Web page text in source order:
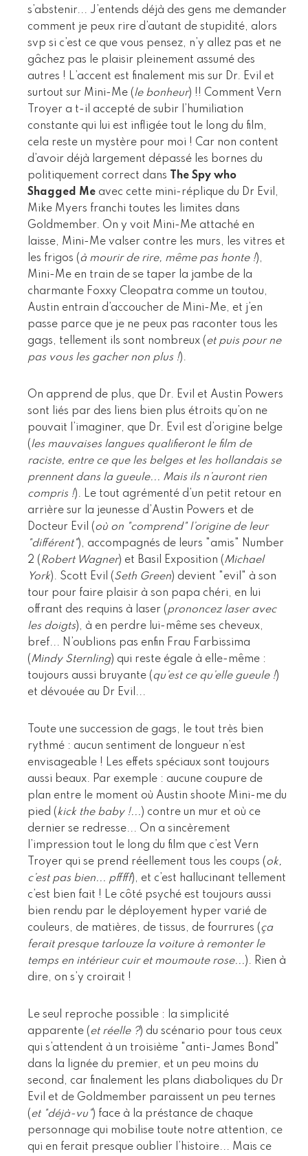
s’abstenir... J’entends déjà des gens me demander
comment je peux rire d’autant de stupidité, alors
svp si c’est ce que vous pensez, n’y allez pas et ne
gâchez pas le plaisir pleinement assumé des
autres ! L’accent est finalement mis sur Dr. Evil et
surtout sur Mini-Me (le bonheur) !! Comment Vern
Troyer a t-il accepté de subir l’humiliation
constante qui lui est infligée tout le long du film,
cela reste un mystère pour moi ! Car non content
d’avoir déjà largement dépassé les bornes du
politiquement correct dans
The Spy who
Shagged Me avec cette mini-réplique du Dr Evil,
Mike Myers franchi toutes les limites dans
Goldmember. On y voit Mini-Me attaché en
laisse, Mini-Me valser contre les murs, les vitres et
les frigos (à mourir de rire, même pas honte !),
Mini-Me en train de se taper la jambe de la
charmante Foxxy Cleopatra comme un toutou,
Austin entrain d’accoucher de Mini-Me, et j’en
passe parce que je ne peux pas raconter tous les
gags, tellement ils sont nombreux (et puis pour ne
pas vous les gacher non plus !).
On apprend de plus, que Dr. Evil et Austin Powers
sont liés par des liens bien plus étroits qu’on ne
pouvait l’imaginer, que Dr. Evil est d’origine belge
(les mauvaises langues qualifieront le film de
raciste, entre ce que les belges et les hollandais se
prennent dans la gueule... Mais ils n’auront rien
compris !). Le tout agrémenté d’un petit retour en
arrière sur la jeunesse d’Austin Powers et de
Docteur Evil (où on "comprend" l’origine de leur
"différent"), accompagnés de leurs "amis" Number
2 ( Robert Wagner) et Basil Exposition (Michael
York). Scott Evil (Seth Green) devient "evil" à son
tour pour faire plaisir à son papa chéri, en lui
offrant des requins à laser (prononcez laser avec
les doigts), à en perdre lui-même ses cheveux,
bref... N’oublions pas enfin Frau Farbissima
(Mindy Sternling) qui reste égale à elle-même :
toujours aussi bruyante (qu’est ce qu’elle gueule !)
et dévouée au Dr Evil...
Toute une succession de gags, le tout très bien
rythmé : aucun sentiment de longueur n’est
envisageable ! Les effets spéciaux sont toujours
aussi beaux. Par exemple : aucune coupure de
plan entre le moment où Austin shoote Mini-me du
pied (kick the baby !...) contre un mur et où ce
dernier se redresse... On a sincèrement
l’impression tout le long du film que c’est Vern
Troyer qui se prend réellement tous les coups (ok,
c’est pas bien... pfffff), et c’est hallucinant tellement
c’est bien fait ! Le côté psyché est toujours aussi
bien rendu par le déployement hyper varié de
couleurs, de matières, de tissus, de fourrures (ça
ferait presque tarlouze la voiture à remonter le
temps en intérieur cuir et moumoute rose...). Rien à
dire, on s’y croirait !
Le seul reproche possible : la simplicité
apparente (et réelle ?) du scénario pour tous ceux
qui s’attendent à un troisième "anti-James Bond"
dans la lignée du premier, et un peu moins du
second, car finalement les plans diaboliques du Dr
Evil et de Goldmember paraissent un peu ternes
(et "déjà-vu") face à la préstance de chaque
personnage qui mobilise toute notre attention, ce
qui en ferait presque oublier l’histoire... Mais ce